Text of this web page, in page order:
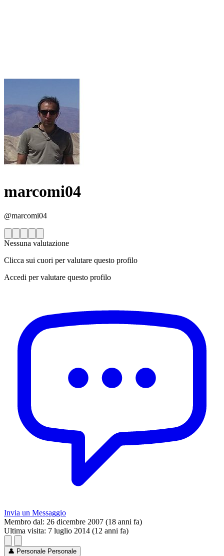
marcomi04
@marcomi04
Nessuna valutazione
Clicca sui cuori per valutare questo profilo
Accedi per valutare questo profilo
Invia un Messaggio
Membro dal: 26 dicembre 2007 (18 anni fa)
Ultima visita: 7 luglio 2014 (12 anni fa)
👤 Personale Personale